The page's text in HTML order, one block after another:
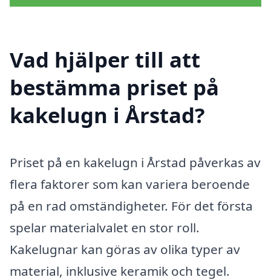
Vad hjälper till att
bestämma priset på
kakelugn i Årstad?
Priset på en kakelugn i Årstad påverkas av
flera faktorer som kan variera beroende
på en rad omständigheter. För det första
spelar materialvalet en stor roll.
Kakelugnar kan göras av olika typer av
material, inklusive keramik och tegel.